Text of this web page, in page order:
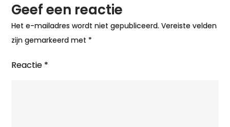
Geef een reactie
Het e-mailadres wordt niet gepubliceerd. Vereiste velden
zijn gemarkeerd met *
Reactie *